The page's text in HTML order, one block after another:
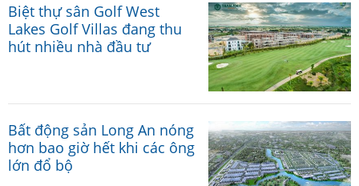
Biệt thự sân Golf West
Lakes Golf Villas đang thu
hút nhiều nhà đầu tư
Bất động sản Long An nóng
hơn bao giờ hết khi các ông
lớn đổ bộ